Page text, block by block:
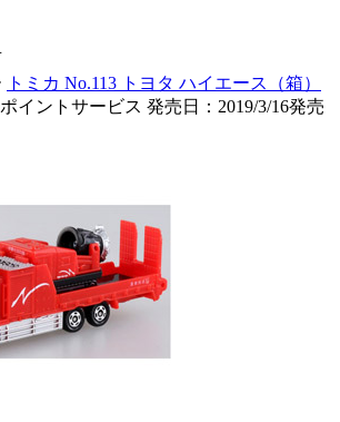
トミカ No.113 トヨタ ハイエース（箱）
イントサービス 発売日：2019/3/16発売